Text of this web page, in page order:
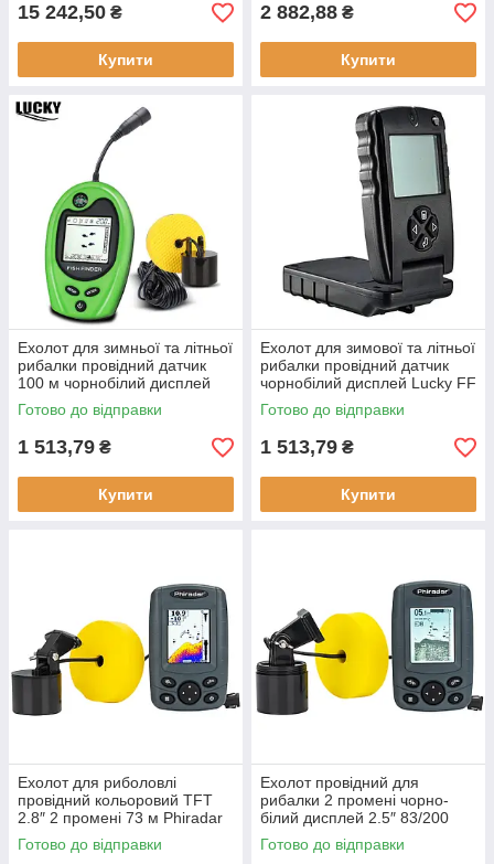
15 242,50 ₴
Купити
2 882,88 ₴
Купити
Ехолот для зимньої та літньої
рибалки провідний датчик
100 м чорнобілий дисплей
Lucky FF818 легкий
компактний
Готово до відправки
1 513,79 ₴
Купити
Ехолот для зимової та літньої
рибалки провідний датчик
чорнобілий дисплей Lucky FF
717 глибина до 30 м вага 160
гГотово до відправки
1 513,79 ₴
Купити
Ехолот для риболовлі
провідний кольоровий TFT
2.8″ 2 промені 73 м Phiradar
FF 188 N максимальна
глибина 73 м новий
Готово до відправки
Ехолот провідний для
рибалки 2 промені чорно-
білий дисплей 2.5″ 83/200
кГц Phiradar FF 168 A новий
живлення від батарейок
Готово до відправки